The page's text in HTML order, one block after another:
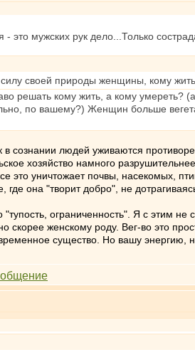
это мужских рук дело...Только
своей природы женщины, кому жить,
решать кому жить, а кому умереть?
по вашему?) Женщин больше
сознании людей уживаются
хозяйство намного
уничтожает почвы, насекомых,
где она "творит добро", не
ограниченность". Я с этим
скорее женскому роду. Вег-во это
существо. Но вашу энергию,